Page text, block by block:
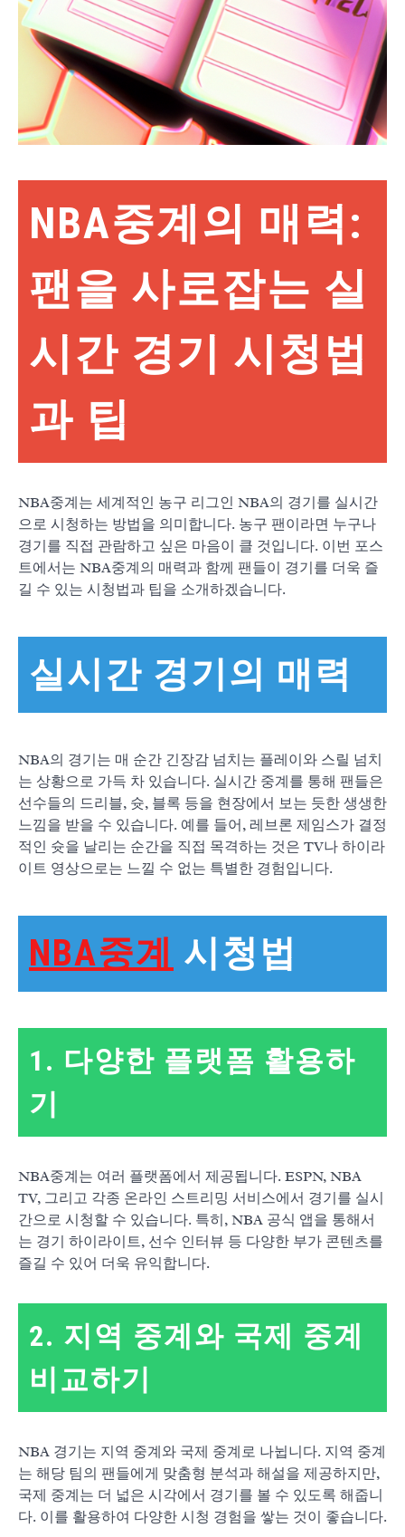
NBA중계의 매력:
팬을 사로잡는 실
시간 경기 시청법
과 팁
NBA중계는 세계적인 농구 리그인 NBA의 경기를 실시간
으로 시청하는 방법을 의미합니다. 농구 팬이라면 누구나
경기를 직접 관람하고 싶은 마음이 클 것입니다. 이번 포스
트에서는 NBA중계의 매력과 함께 팬들이 경기를 더욱 즐
길 수 있는 시청법과 팁을 소개하겠습니다.
실시간 경기의 매력
NBA의 경기는 매 순간 긴장감 넘치는 플레이와 스릴 넘치
는 상황으로 가득 차 있습니다. 실시간 중계를 통해 팬들은
선수들의 드리블, 슛, 블록 등을 현장에서 보는 듯한 생생한
느낌을 받을 수 있습니다. 예를 들어, 레브론 제임스가 결정
적인 슛을 날리는 순간을 직접 목격하는 것은 TV나 하이라
이트 영상으로는 느낄 수 없는 특별한 경험입니다.
NBA중계 시청법
1. 다양한 플랫폼 활용하
기
NBA중계는 여러 플랫폼에서 제공됩니다. ESPN, NBA
TV, 그리고 각종 온라인 스트리밍 서비스에서 경기를 실시
간으로 시청할 수 있습니다. 특히, NBA 공식 앱을 통해서
는 경기 하이라이트, 선수 인터뷰 등 다양한 부가 콘텐츠를
즐길 수 있어 더욱 유익합니다.
2. 지역 중계와 국제 중계
비교하기
NBA 경기는 지역 중계와 국제 중계로 나뉩니다. 지역 중계
는 해당 팀의 팬들에게 맞춤형 분석과 해설을 제공하지만,
국제 중계는 더 넓은 시각에서 경기를 볼 수 있도록 해줍니
다. 이를 활용하여 다양한 시청 경험을 쌓는 것이 좋습니다.